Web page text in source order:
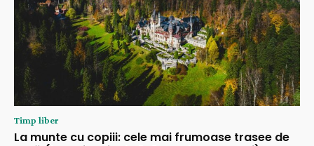
Timp liber
La munte cu copiii: cele mai frumoase trasee de